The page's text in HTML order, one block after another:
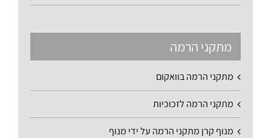
מתקני הרמה
מתקני הרמה בוואקום
מתקני הרמה לזכוכיות
מנוף קרן מתקני הרמה על ידי מנוף